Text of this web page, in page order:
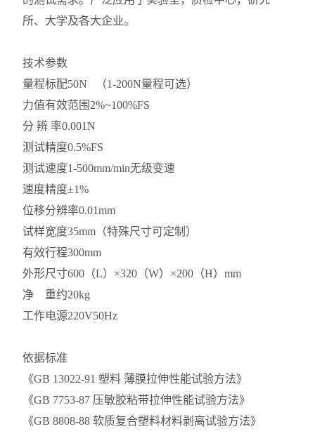
所、大学及各大企业。
技术参数
量程标配50N （1-200N量程可选）
力值有效范围 2%~100%FS
分 辨 率0.001N
测试精度0.5%FS
测试速度1-500mm/min无级变速
速度精度±1%
位移分辨率0.01mm
试样宽度35mm（特殊尺寸可定制）
有效行程300mm
外形尺寸600（L）×320（W）×200（H）mm
净 重约20kg
工作电源220V50Hz
依据标准
《GB 13022-91 塑料 薄膜拉伸性能试验方法》
《GB 7753-87 压敏胶粘带拉伸性能试验方法》
《GB 8808-88 软质复合塑料材料剥离试验方法》